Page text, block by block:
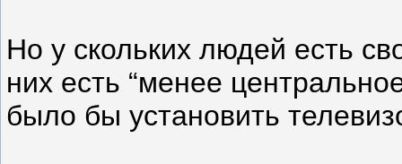
Но у скольких людей есть
них есть “менее
было бы установить